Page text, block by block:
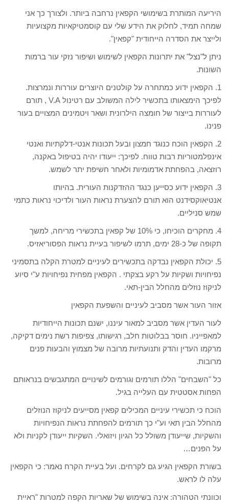
היריעה המותרת בשימושי הקפאין נרחבה ביותר. ולצורך כך אני
שמחה תמיד, לחלוק את הידע שלי עם קוסמטיקאיות מקצועיות
ולייצר את הסדרה הייחודית "קפאין".
ניתן ל"נצל" את יתרונות הקפאין לשימוש ושיפור נזקי עור ברמות
השונות.
1. הקפאין ידוע כמתחרה על קולטנים היוצרים עוררות ונמרצות.
לפיכך הימצאותו בתכשיר לילה המשולב עם רטינול V.A , תורם
לעוררות בייצור של חומצה הילרונית ושאר ויטמינים המצויים בעור
פנינו.
2. הקפאין הוכח כנוגד חמצון ובעל תכונות אנטי-דלקתיות ואנטי
אינפלמטוריות רבות טווח. לפיכך: ייעודו יהיה בטיפול באקנה,
רוזצאה, בהפחתת אדמומיות ולאחר חשיפת יתר לשמש.
3. הקפאין ידוע כסייען כנגד ההזדקנות העורית. בהיותו
אנטיאוקסידנט הוא תורם להצערת נראות העור ולדיכוי נראות כתמי
שמש סניליים.
4. מחקרים הוכיחו, כי 10% של קפאין בתכשירי מריחה, למשך
תקופה של כ-28 ימים, תרמו לשיפור בעיית נראות הפסוריאזיס.
5. יכולת הקפאין נבדקה בתכשירים לעיניים למטרת הקלה בתסמיני
נפיחויות ושקיות על רקע בצקתי . הקפאין מפחית נפיחויות ע"י סיוע
לניקוז נוזלים מהחלל הבין-תאי.
אזור העור אשר מסביב לעיניים והשפעת הקפאין
לעור העדין אשר מסביב למאור עיננו, ישנם תכונות הייחודיות
למאפייניו. חוסר בבלוטות חלב, רגישותו, צפיפות רשת נימים דקיקה,
מרקמו העדין והדק ותנועתיות מרובה של מצמוץ והבעות פנים
מרובות.
כל "השבחים" הללו תורמים וגורמים לשינויים המתגבשים בנראותם
הפחות אסטטית עם העלייה בגיל.
הוכח כי תכשירי עיניים המכילים קפאין מסייעים לניקוז הנוזלים
מהחלל הבין תאי וע"י כך תורמים להפחתת נראות הנפיחויות
והשקיות, שייעודן משולל כל הגיון ויזואלי. השקיות ייעודן לקניות ולא
על הפנים…
בשורת הקפאין הגיע גם לקרחים. ועל בעיית הקרח נאמר: כי הקפאין
עלה לו לראש.
וכוונתי הטהורה: אינה בשימוש של שאריות הקפה למטרות "ראיית